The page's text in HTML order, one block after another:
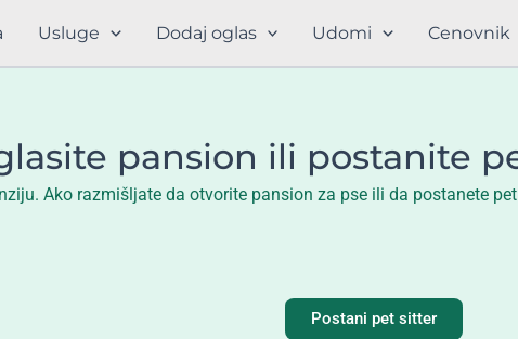
Usluge Dodaj oglas Udomi Cenovnik
pansion ili postanite
Ako razmišljate da otvorite pansion za pse ili da postanete
Postani pet sitter